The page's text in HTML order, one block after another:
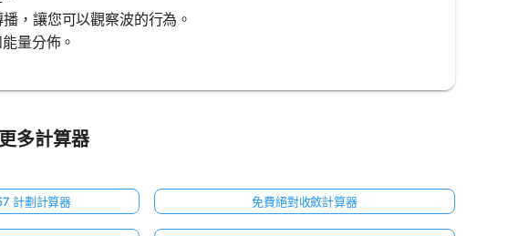
，讓您可以觀察波的行為。
量分佈。
多計算器
計劃計算器 免費絕對收斂計算器